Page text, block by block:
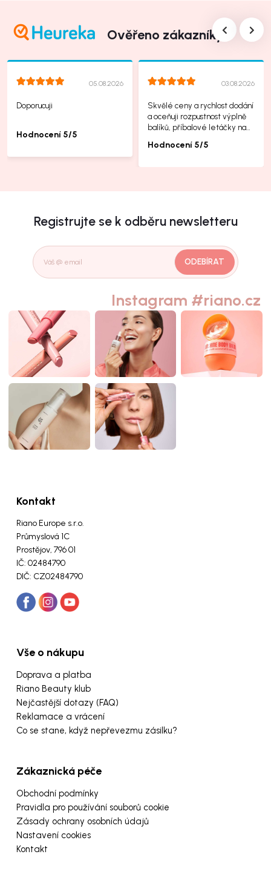
Ověřeno zákazníky
05.08.2026
Doporucuji
Hodnocení 5/5
03.08.2026
Skvělé ceny a rychlost dodání
a oceňuji rozpustnost výplně
balíků, příbalové letáčky na
Hodnocení 5/5
Registrujte se k odběru newsletteru
ODEBÍRAT
Instagram #riano.cz
Kontakt
Riano Europe s.r.o.
Průmyslová 1C
Prostějov, 796 01
IČ: 02484790
DIČ: CZ02484790
Vše o nákupu
Doprava a platba
Riano Beauty klub
Nejčastější dotazy (FAQ)
Reklamace a vrácení
Co se stane, když nepřevezmu zásilku?
Zákaznická péče
Obchodní podmínky
Pravidla pro používání souborů cookie
Zásady ochrany osobních údajů
Nastavení cookies
Kontakt